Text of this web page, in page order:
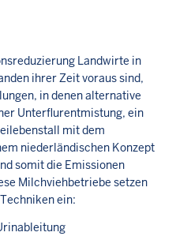
Landwirte in
ihrer Zeit voraus sind,
in denen alternative
Unterflurentmistung, ein
mit dem
niederländischen Konzept
somit die Emissionen
Milchviehbetriebe setzen
ein: